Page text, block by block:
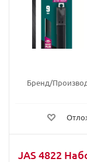
Бренд/
JAS 4822